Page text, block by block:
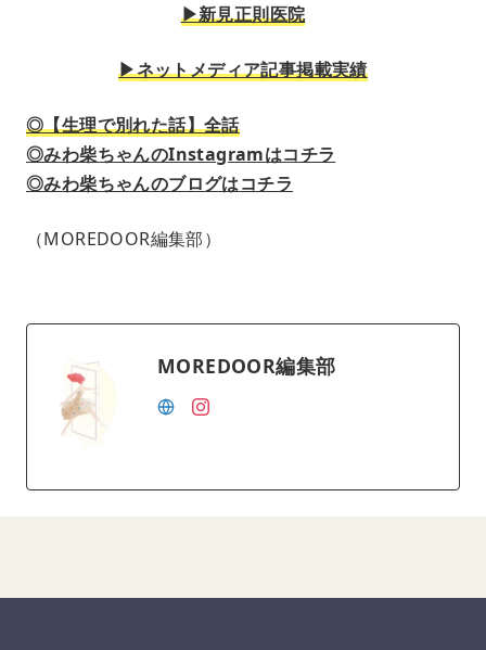
▶︎新見正則医院
▶︎ネットメディア記事掲載実績
◎【生理で別れた話】全話
◎みわ柴ちゃんのInstagramはコチラ
◎みわ柴ちゃんのブログはコチラ
（MOREDOOR編集部）
MOREDOOR編集部